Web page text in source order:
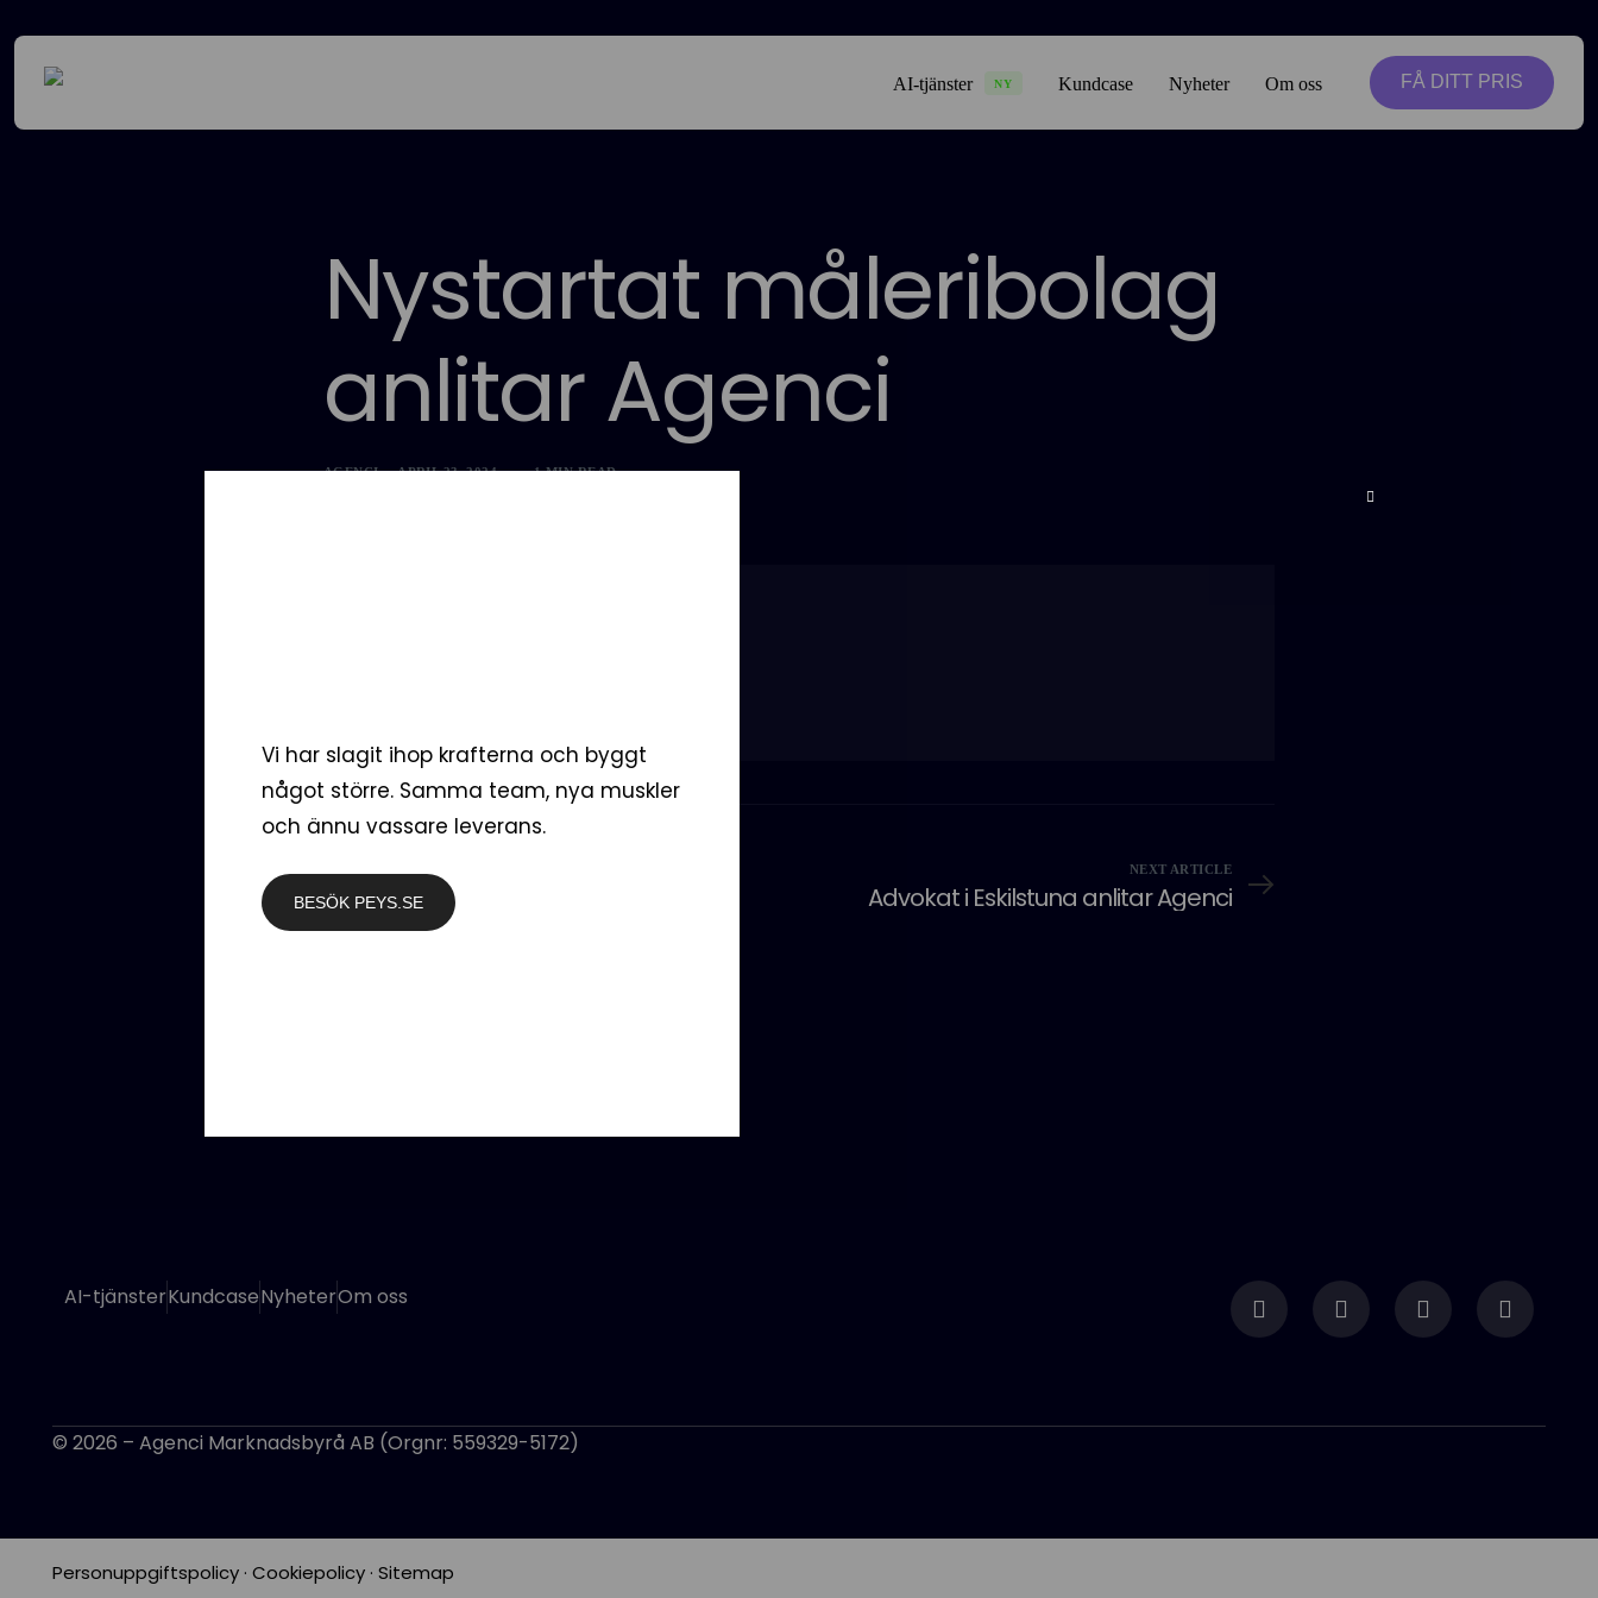
AI-tjänster NY Kundcase Nyheter Om oss FÅ DITT PRIS
Nystartat måleribolag
anlitar Agenci
AGENCI APRIL 23, 2024 1 MIN READ
Biluthyrningsföretag tar in Agenci
NEXT ARTICLE
Advokat i Eskilstuna anlitar Agenci
AI-tjänsterKundcaseNyheterOm oss
© 2026 – Agenci Marknadsbyrå AB (Orgnr: 559329-5172)
Personuppgiftspolicy· Cookiepolicy· Sitemap
Vi har slagit ihop krafterna och byggt
något större. Samma team, nya muskler
och ännu vassare leverans.
BESÖK PEYS.SE